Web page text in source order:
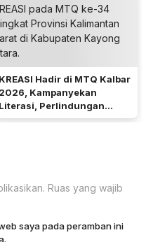
KREASI Hadir di MTQ Kalbar
2026, Kampanyekan
Literasi, Perlindungan
dan Wajib Belajar 13
Ruas yang wajib
saya pada peramban ini